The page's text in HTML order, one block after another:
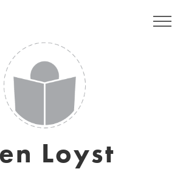
Loyst